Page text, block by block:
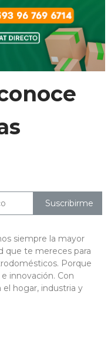
Suscribirme
siempre la mayor
que te mereces para
Porque
innovación. Con
hogar, industria y